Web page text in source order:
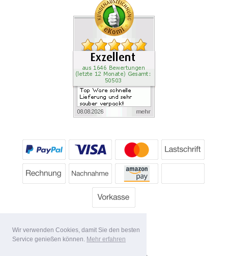
Wir verwenden Cookies, damit Sie den besten
Service genießen können. Mehr erfahren